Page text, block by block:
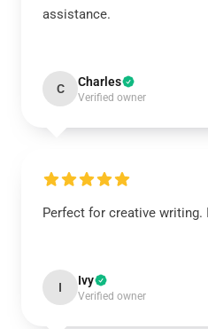
assistance.
C Charles
Verified owner
Perfect for creative writing.
I Ivy
Verified owner